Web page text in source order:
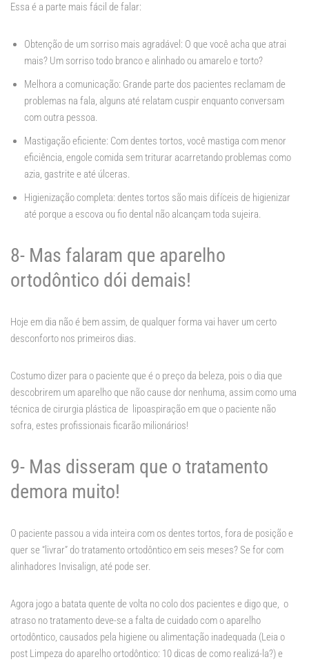
Essa é a parte mais fácil de falar:
Obtenção de um sorriso mais agradável: O que você acha que atrai
mais? Um sorriso todo branco e alinhado ou amarelo e torto?
Melhora a comunicação: Grande parte dos pacientes reclamam de
problemas na fala, alguns até relatam cuspir enquanto conversam
com outra pessoa.
Mastigação eficiente: Com dentes tortos, você mastiga com menor
eficiência, engole comida sem triturar acarretando problemas como
azia, gastrite e até úlceras.
Higienização completa: dentes tortos são mais difíceis de higienizar
até porque a escova ou fio dental não alcançam toda sujeira.
8- Mas falaram que aparelho
ortodôntico dói demais!
Hoje em dia não é bem assim, de qualquer forma vai haver um certo
desconforto nos primeiros dias.
Costumo dizer para o paciente que é o preço da beleza, pois o dia que
descobrirem um aparelho que não cause dor nenhuma, assim como uma
técnica de cirurgia plástica de lipoaspiração em que o paciente não
sofra, estes profissionais ficarão milionários!
9- Mas disseram que o tratamento
demora muito!
O paciente passou a vida inteira com os dentes tortos, fora de posição e
quer se “livrar” do tratamento ortodôntico em seis meses? Se for com
alinhadores Invisalign, até pode ser.
Agora jogo a batata quente de volta no colo dos pacientes e digo que, o
atraso no tratamento deve-se a falta de cuidado com o aparelho
ortodôntico, causados pela higiene ou alimentação inadequada (Leia o
post Limpeza do aparelho ortodôntico: 10 dicas de como realizá-la?) e